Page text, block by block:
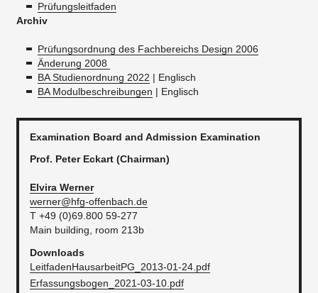
Prüfungsleitfaden
Archiv
Prüfungsordnung des Fachbereichs Design 2006
Änderung 2008
BA Studienordnung 2022 | Englisch
BA Modulbeschreibungen | Englisch
Examination Board and Admission Examination
Prof. Peter Eckart (Chairman)
Elvira Werner
werner@hfg-offenbach.de
T +49 (0)69.800 59-277
Main building, room 213b
Downloads
LeitfadenHausarbeitPG_2013-01-24.pdf
Erfassungsbogen_2021-03-10.pdf